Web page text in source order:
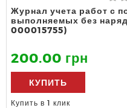
Журнал учета работ с
выполняемых без
000015755)
200.00 грн
КУПИТЬ
Купить в 1 клик